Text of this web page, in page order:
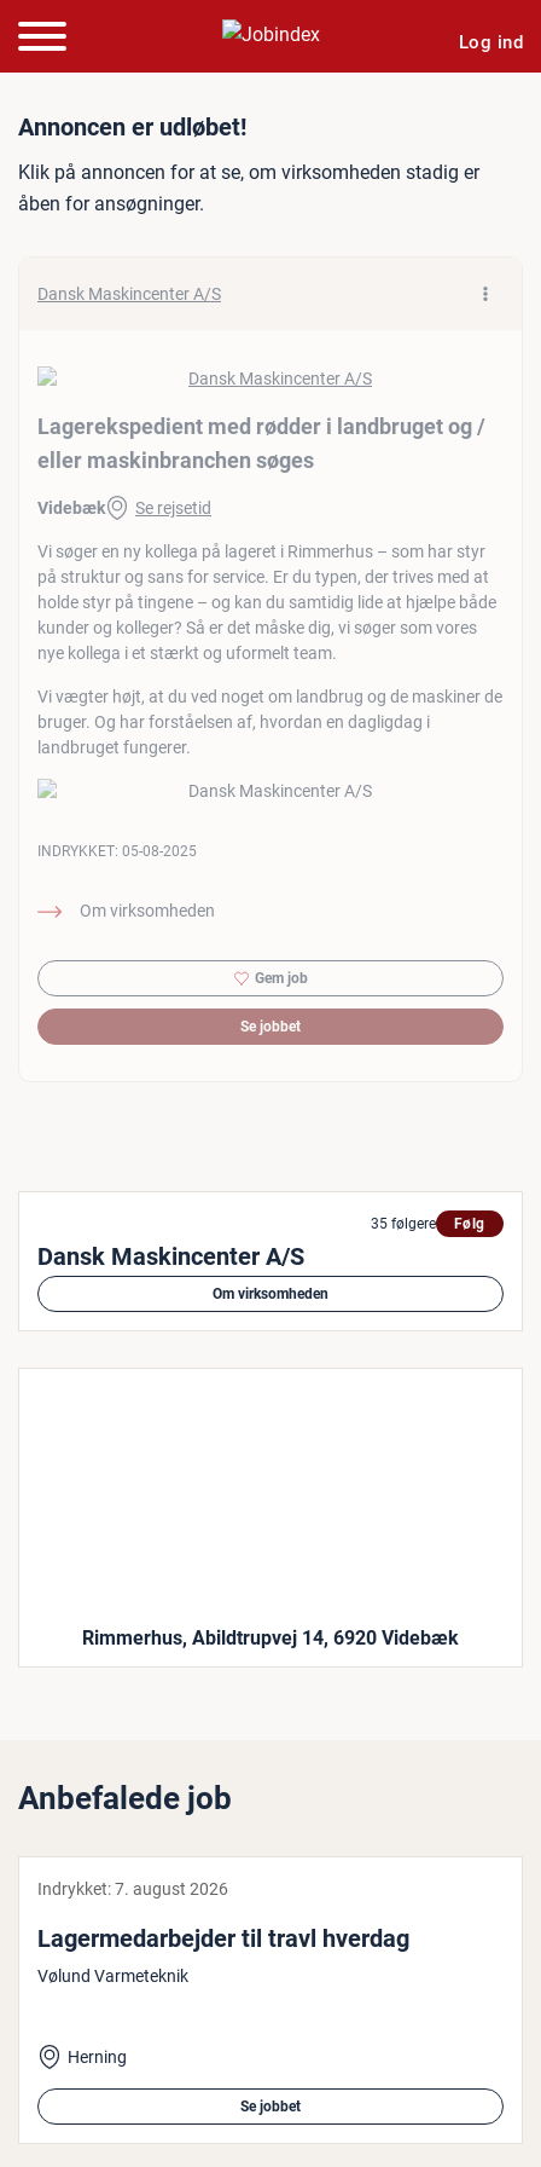
Log ind
Jobannonce:
Annoncen er udløbet!
Klik på annoncen for at se, om virksomheden stadig er
åben for ansøgninger.
Dansk Maskincenter A/S
Lagerekspedient med rødder i landbruget og /​
eller maskinbranchen søges
Videbæk Se rejsetid
Vi søger en ny kollega på lageret i Rimmerhus – som har styr
på struktur og sans for service. Er du typen, der trives med at
holde styr på tingene – og kan du samtidig lide at hjælpe både
kunder og kolleger? Så er det måske dig, vi søger som vores
nye kollega i et stærkt og uformelt team.
Vi vægter højt, at du ved noget om landbrug og de maskiner de
bruger. Og har forståelsen af, hvordan en dagligdag i
landbruget fungerer.
Om virksomheden
INDRYKKET: 05-08-2025
Gem job
Se jobbet
35 følgere Følg
Dansk Maskincenter A/S
Om virksomheden
Rimmerhus, Abildtrupvej 14, 6920 Videbæk
Anbefalede job
Indrykket:7. august 2026
La­ger­me­d­ar­bej­der til travl hverdag
Vølund Varmeteknik
Herning
Se jobbet